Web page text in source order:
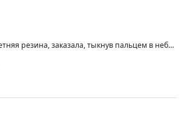
резина, заказала, тыкнув пальцем в небо,